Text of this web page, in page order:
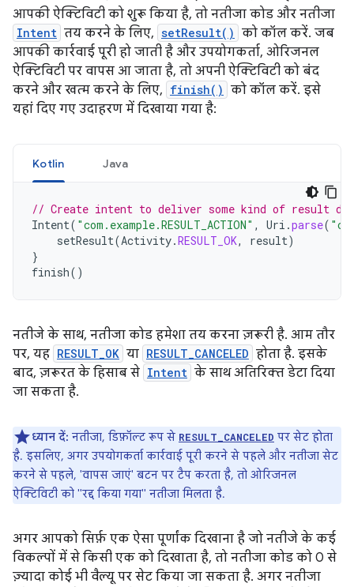
आपकी ऐक्टिविटी को शुरू किया है, तो नतीजा कोड और नतीजा
Intent तय करने के लिए, setResult() को कॉल करें. जब
आपकी कार्रवाई पूरी हो जाती है और उपयोगकर्ता, ओरिजनल
ऐक्टिविटी पर वापस आ जाता है, तो अपनी ऐक्टिविटी को बंद
करने और खत्म करने के लिए, finish() को कॉल करें. इसे
यहां दिए गए उदाहरण में दिखाया गया है:
Kotlin Java
// Create intent to deliver some kind of result
Intent( "com.example.RESULT_ACTION" , Uri .parse(
setResult(Activity.RESULT_OK, result)
}
finish()
नतीजे के साथ, नतीजा कोड हमेशा तय करना ज़रूरी है. आम तौर
पर, यह RESULT_OK या RESULT_CANCELED होता है. इसके
बाद, ज़रूरत के हिसाब से Intent के साथ अतिरिक्त डेटा दिया
जा सकता है.
ध्यान दें: नतीजा, डिफ़ॉल्ट रूप से RESULT_CANCELED पर सेट होता
है. इसलिए, अगर उपयोगकर्ता कार्रवाई पूरी करने से पहले और नतीजा सेट
करने से पहले, 'वापस जाएं' बटन पर टैप करता है, तो ओरिजनल
ऐक्टिविटी को "रद्द किया गया" नतीजा मिलता है.
अगर आपको सिर्फ़ एक ऐसा पूर्णांक दिखाना है जो नतीजे के कई
विकल्पों में से किसी एक को दिखाता है, तो नतीजा कोड को 0 से
ज़्यादा कोई भी वैल्यू पर सेट किया जा सकता है. अगर नतीजा